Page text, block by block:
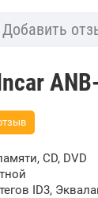
Добавить
CD, DVD
ID3,